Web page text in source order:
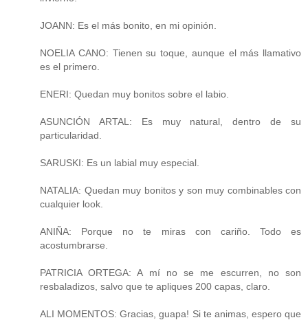
JOANN: Es el más bonito, en mi opinión.
NOELIA CANO: Tienen su toque, aunque el más llamativo
es el primero.
ENERI: Quedan muy bonitos sobre el labio.
ASUNCIÓN ARTAL: Es muy natural, dentro de su
particularidad.
SARUSKI: Es un labial muy especial.
NATALIA: Quedan muy bonitos y son muy combinables con
cualquier look.
ANIÑA: Porque no te miras con cariño. Todo es
acostumbrarse.
PATRICIA ORTEGA: A mí no se me escurren, no son
resbaladizos, salvo que te apliques 200 capas, claro.
ALI MOMENTOS: Gracias, guapa! Si te animas, espero que